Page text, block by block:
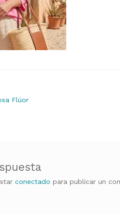
Flúor
conectado para publicar un